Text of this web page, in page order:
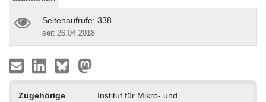
Seitenaufrufe: 338
seit 26.04.2018
Zugehörige
Institut für Mikro- und